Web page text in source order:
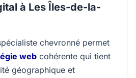
à Les Îles-de-la-
chevronné permet
web cohérente qui tient
géographique et